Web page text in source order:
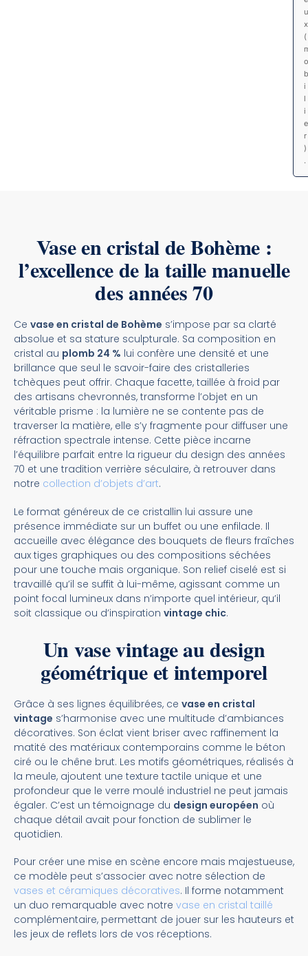
u
x
(
o
b
i
l
i
e
r
)
.
Vase en cristal de Bohème :
l’excellence de la taille manuelle
des années 70
Ce vase en cristal de Bohème s’impose par sa clarté
absolue et sa stature sculpturale. Sa composition en
cristal au plomb 24 % lui confère une densité et une
brillance que seul le savoir-faire des cristalleries
tchèques peut offrir. Chaque facette, taillée à froid par
des artisans chevronnés, transforme l’objet en un
véritable prisme : la lumière ne se contente pas de
traverser la matière, elle s’y fragmente pour diffuser une
réfraction spectrale intense. Cette pièce incarne
l’équilibre parfait entre la rigueur du design des années
70 et une tradition verrière séculaire, à retrouver dans
notre collection d’objets d’art.
Le format généreux de ce cristallin lui assure une
présence immédiate sur un buffet ou une enfilade. Il
accueille avec élégance des bouquets de fleurs fraîches
aux tiges graphiques ou des compositions séchées
pour une touche mais organique. Son relief ciselé est si
travaillé qu’il se suffit à lui-même, agissant comme un
point focal lumineux dans n’importe quel intérieur, qu’il
soit classique ou d’inspiration vintage chic.
Un vase vintage au design
géométrique et intemporel
Grâce à ses lignes équilibrées, ce vase en cristal
vintage s’harmonise avec une multitude d’ambiances
décoratives. Son éclat vient briser avec raffinement la
matité des matériaux contemporains comme le béton
ciré ou le chêne brut. Les motifs géométriques, réalisés à
la meule, ajoutent une texture tactile unique et une
profondeur que le verre moulé industriel ne peut jamais
égaler. C’est un témoignage du design européen où
chaque détail avait pour fonction de sublimer le
quotidien.
Pour créer une mise en scène encore mais majestueuse,
ce modèle peut s’associer avec notre sélection de
vases et céramiques décoratives. Il forme notamment
un duo remarquable avec notre vase en cristal taillé
complémentaire, permettant de jouer sur les hauteurs et
les jeux de reflets lors de vos réceptions.